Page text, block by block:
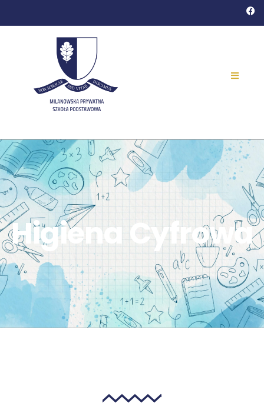
Higiena Cyfrowa